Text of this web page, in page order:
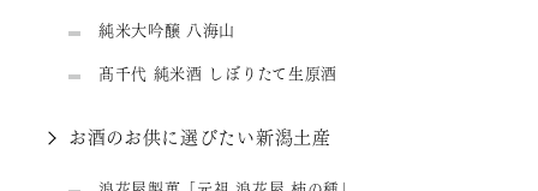
純米大吟醸 八海山
髙千代 純米酒 しぼりたて生原酒
お酒のお供に選びたい新潟土産